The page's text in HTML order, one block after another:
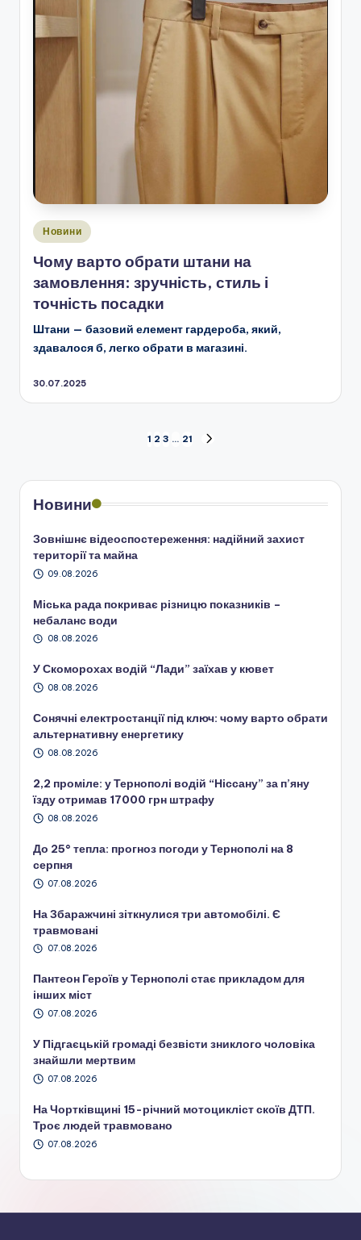
Опубліковано
Новини
Чому варто обрати штани на
замовлення: зручність, стиль і
точність посадки
Штани — базовий елемент гардероба, який,
здавалося б, легко обрати в магазині.
30.07.2025
записів
1 2 3 … 21
Новини
Зовнішнє відеоспостереження: надійний захист
території та майна
09.08.2026
Міська рада покриває різницю показників –
небаланс води
08.08.2026
У Скоморохах водій “Лади” заїхав у кювет
08.08.2026
Сонячні електростанції під ключ: чому варто обрати
альтернативну енергетику
08.08.2026
2,2 проміле: у Тернополі водій “Ніссану” за п’яну
їзду отримав 17000 грн штрафу
08.08.2026
До 25° тепла: прогноз погоди у Тернополі на 8
серпня
07.08.2026
На Збаражчині зіткнулися три автомобілі. Є
травмовані
07.08.2026
Пантеон Героїв у Тернополі стає прикладом для
інших міст
07.08.2026
У Підгаєцькій громаді безвісти зниклого чоловіка
знайшли мертвим
07.08.2026
На Чортківщині 15-річний мотоцикліст скоїв ДТП.
Троє людей травмовано
07.08.2026